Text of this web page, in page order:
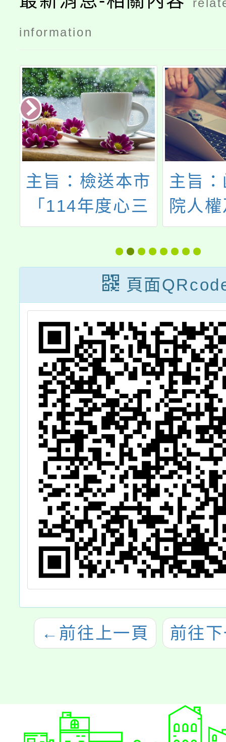
information
主旨：檢送本市
「114年度心三
美典範遴選活動
實施計畫」1
份，請貴校踴躍
送件，請查照。
主旨
院人
義處
憶．
動：
人權
畫」
宣傳
請協
並踴
頁面
← 前往上一頁 前往